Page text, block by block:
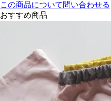
この商品について問い合わせる
おすすめ商品